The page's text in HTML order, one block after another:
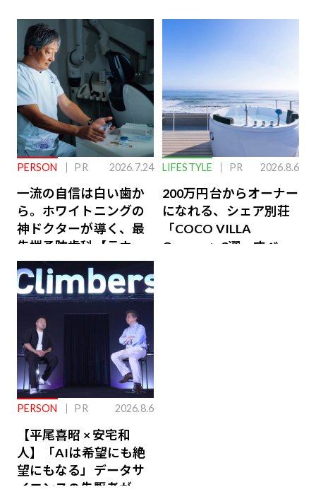
PERSON PR 2026.7.24
一流の自信は白い歯か
ら。ホワイトニングの
神ドクターが導く、最
先端予防歯科【ラウン
ジ会員特典あり】
LIFESTYLE PR 2026.8.6
200万円台からオーナー
になれる、シェア別荘
「COCO VILLA
Owners」3選。すべて
PERSON PR 2026.8.6
【平尾喜昭 × 安宅和
人】「AIは希望にも絶
望にもなる」データサ
イエンスの先駆者が語